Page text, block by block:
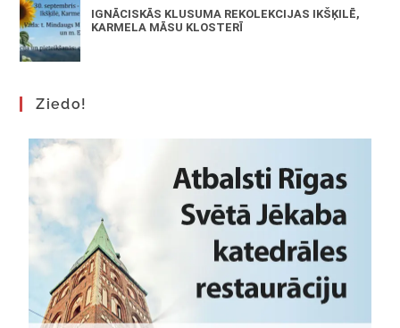
IGNĀCISKĀS KLUSUMA REKOLEKCIJAS IKŠĶILĒ,
KARMELA MĀSU KLOSTERĪ
Ziedo!